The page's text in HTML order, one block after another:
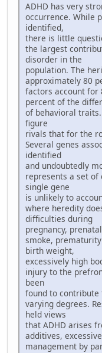
ADHD has very
occurrence. While
identified,
there is little
the largest
disorder in the
population. The
approximately 80
factors account for
percent of the
of behavioral
figure
rivals that for the
Several genes
identified
and undoubtedly
represents a set of
single gene
is unlikely to
where heredity
difficulties during
pregnancy,
smoke,
birth weight,
excessively high
injury to the
been
found to
varying degrees.
held views
that ADHD arises
additives,
management by